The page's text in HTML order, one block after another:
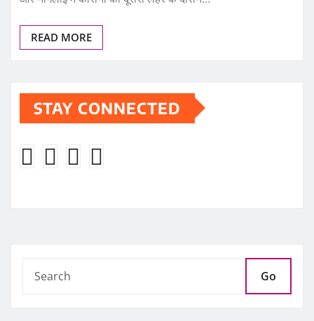
READ MORE
STAY CONNECTED
Go